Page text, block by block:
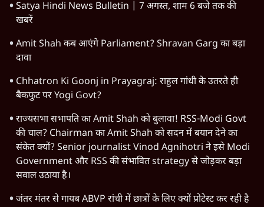
Satya Hindi News Bulletin | 7 अगस्त, शाम 6 बजे तक की
खबरें
Amit Shah कब आएंगे Parliament? Shravan Garg का बड़ा
दावा
Chhatron Ki Goonj in Prayagraj: राहुल गांधी के उतरते ही
बैकफुट पर Yogi Govt?
राज्यसभा सभापति का Amit Shah को बुलावा! RSS-Modi Govt
की चाल? Chairman का Amit Shah को सदन में बयान देने का
संकेत क्यों? Senior journalist Vinod Agnihotri ने इसे Modi
Government और RSS की संभावित strategy से जोड़कर बड़ा
सवाल उठाया है।
जंतर मंतर से गायब ABVP रांची में छात्रों के लिए क्यों प्रोटेस्ट कर रही है